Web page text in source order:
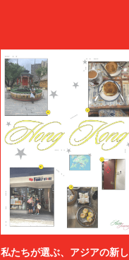
私たちが選ぶ、アジアの新し